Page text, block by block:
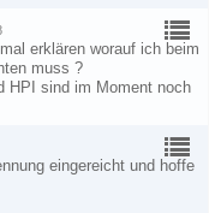
erklären worauf ich beim
muss ?
HPI sind im Moment noch
eingereicht und hoffe